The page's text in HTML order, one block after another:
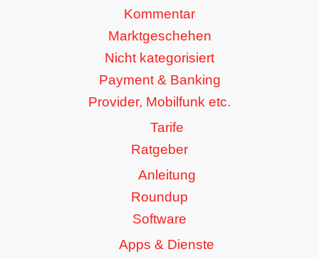
Kommentar
Marktgeschehen
Nicht kategorisiert
Payment & Banking
Provider, Mobilfunk etc.
Tarife
Ratgeber
Anleitung
Roundup
Software
Apps & Dienste